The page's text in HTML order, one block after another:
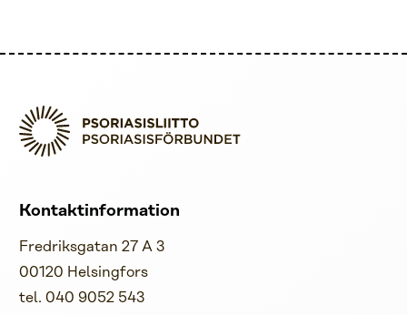
Kontaktinformation
Fredriksgatan 27 A 3
00120 Helsingfors
tel. 040 9052 543